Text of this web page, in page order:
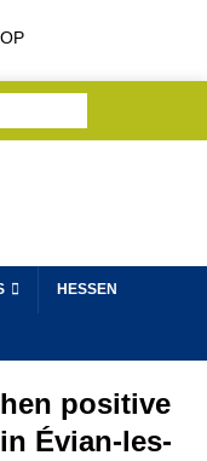
HESSEN
positive
Évian-les-